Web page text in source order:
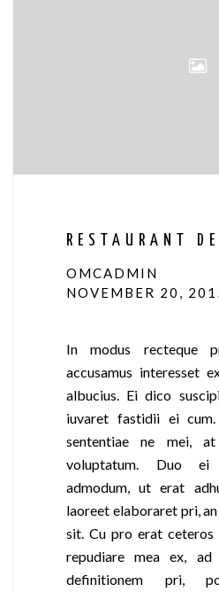
RESTAURANT
OMCADMIN
NOVEMBER 20,
In modus recteque
accusamus interesset
albucius. Ei dico
iuvaret fastidii ei
sententiae ne mei,
voluptatum. Duo ei
admodum, ut erat
laoreet elaboraret pri,
sit. Cu pro erat ceteros
repudiare mea ex, ad
definitionem pri,